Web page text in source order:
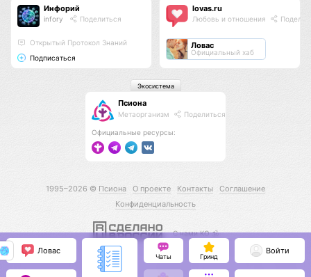
Инфорий
infory Поделиться
Открытый Протокол Знаний
Подписаться
lovas.ru
Любовь и отношения
Ловас
Официальный хаб
Псиона
Метаорганизм Поделиться
Официальные ресурсы:
Экосистема
1995–2026 © Псиона О проекте Контакты
Соглашение
Конфиденциальность
С нами КО 🕉️
Ловас
Чаты Гринд
Войти